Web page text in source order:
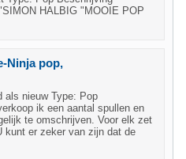
HALBIG "MOOIE POP
Ninja pop,
als nieuw Type: Pop
ik een aantal spullen en
te omschrijven. Voor elk zet
kunt er zeker van zijn dat de